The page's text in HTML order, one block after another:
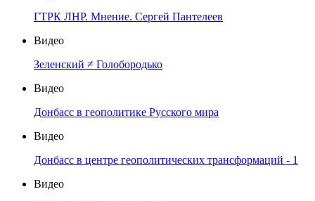
ГТРК ЛНР. Мнение. Сергей Пантелеев
Видео
Зеленский ≠ Голобородько
Видео
Донбасс в геополитике Русского мира
Видео
Донбасс в центре геополитических трансформаций - 1
Видео